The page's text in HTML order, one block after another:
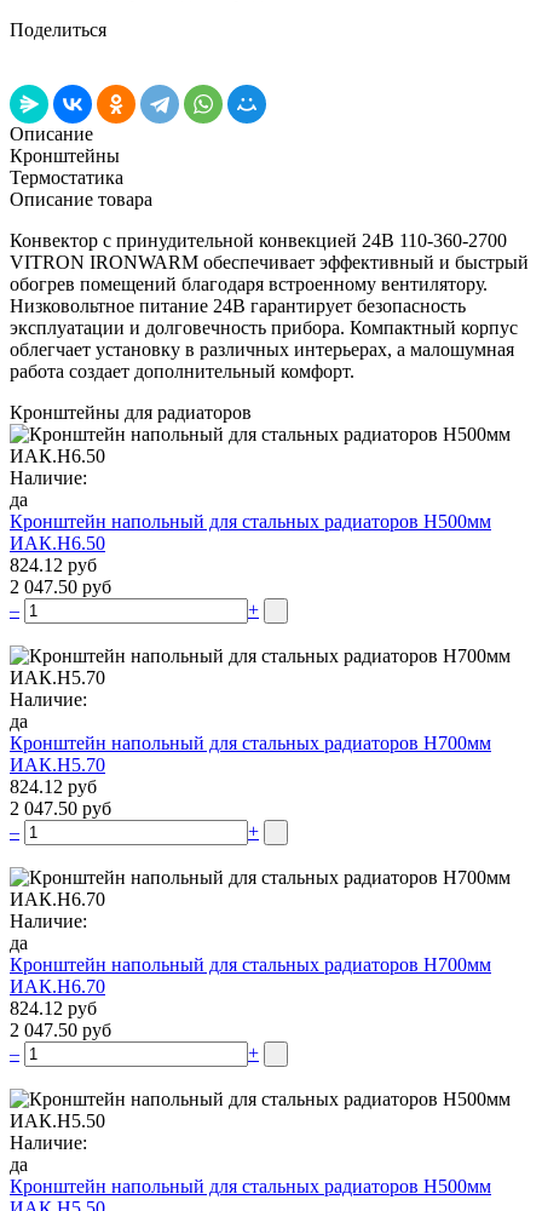
Поделиться
Описание
Кронштейны
Термостатика
Описание товара
Конвектор с принудительной конвекцией 24В 110-360-2700
VITRON IRONWARM обеспечивает эффективный и быстрый
обогрев помещений благодаря встроенному вентилятору.
Низковольтное питание 24В гарантирует безопасность
эксплуатации и долговечность прибора. Компактный корпус
облегчает установку в различных интерьерах, а малошумная
работа создает дополнительный комфорт.
Кронштейны для радиаторов
Наличие:
да
Кронштейн напольный для стальных радиаторов Н500мм
ИАК.Н6.50
824.12 руб
2 047.50 руб
–
+
Наличие:
да
Кронштейн напольный для стальных радиаторов Н700мм
ИАК.Н5.70
824.12 руб
2 047.50 руб
–
+
Наличие:
да
Кронштейн напольный для стальных радиаторов Н700мм
ИАК.Н6.70
824.12 руб
2 047.50 руб
–
+
Наличие:
да
Кронштейн напольный для стальных радиаторов Н500мм